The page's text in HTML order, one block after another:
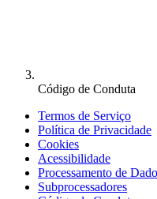
Código de Conduta
Termos de Serviço
Política de Privacidade
Cookies
Acessibilidade
Processamento de
Subprocessadores